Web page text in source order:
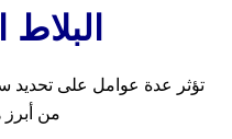
تؤثر عدة عوامل على تحديد
من أبرز